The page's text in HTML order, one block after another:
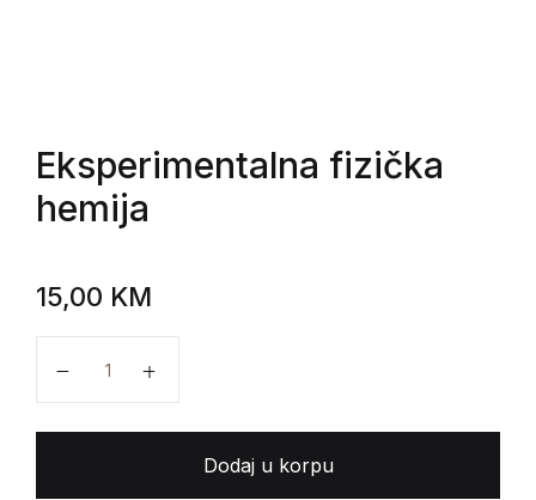
Eksperimentalna fizička
hemija
15,00 KM
Dodaj u korpu